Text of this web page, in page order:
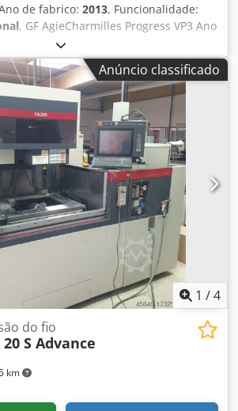
de fabrico: 2013, Funcionalidade:
, GF AgieCharmilles Progress VP3 Ano
Cursos dos eixos: X= 500 mm, Y= 350
dos eixos U/V: +/- 70 mm Dedpfx
máxima: 30° a 100 mm de altura
0,15 – 0,33 mm Máquina com
em água e alimentação automática de
Anúncio classificado
1 /4
km
do fio
20 S Advance